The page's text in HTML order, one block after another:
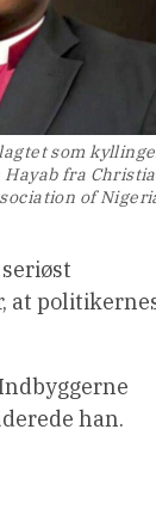
som
Hayab fra
of
at
han.